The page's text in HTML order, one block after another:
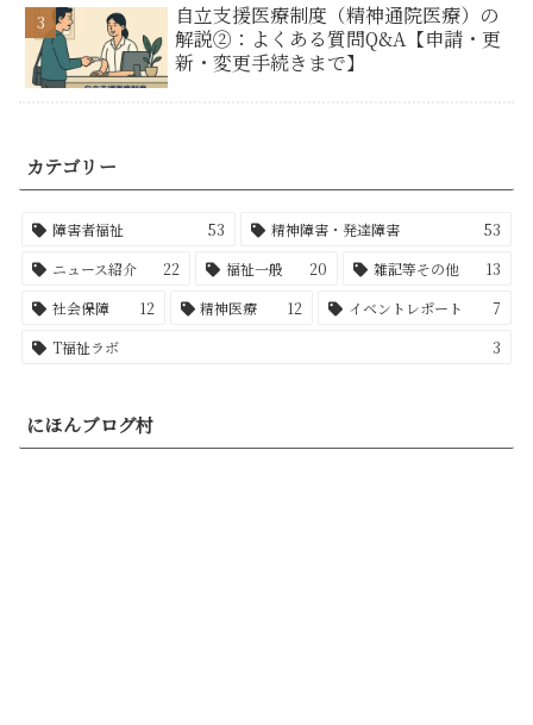
自立支援医療制度（精神通院医療）の
解説②：よくある質問Q&A【申請・更
新・変更手続きまで】
カテゴリー
障害者福祉 53 精神障害・発達障害
53
ニュース紹介
22 福祉一般 20 雑記等その他
13
社会保障
12 精神医療 12 イベントレポート
7
T福祉ラボ
3
にほんブログ村